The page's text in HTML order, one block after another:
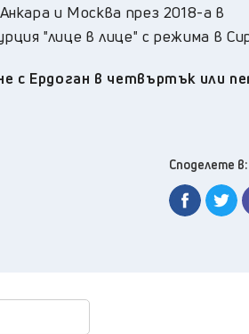
и Москва през 2018-а в
"лице в лице" с режима в
с Ердоган в четвъртък или
Споделете в: